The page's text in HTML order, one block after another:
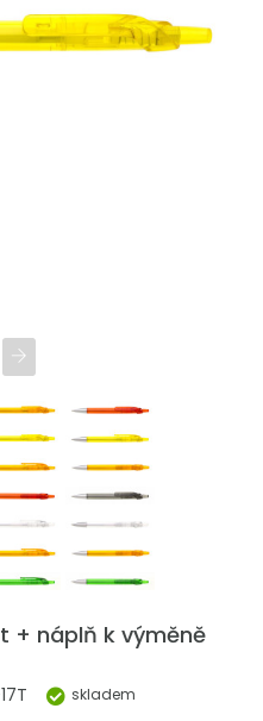
+ náplň k výměně
skladem